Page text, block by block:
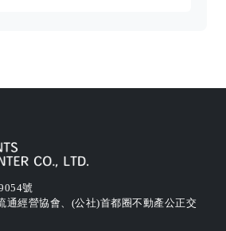
號
通經營協會、(公社)首都圈不動產公正交